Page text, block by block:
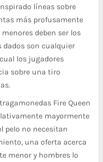
líneas sobre
más profusamente
deben ser los
dados son cualquier
los jugadores
sobre una tiro
Fire Queen
mayormente
pelo no necesitan
una oferta acerca
menor y hombres lo